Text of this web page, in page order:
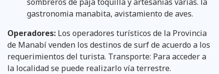
gastronomia manabita, avistamiento de aves.
Operadores: Los operadores turísticos de la Provincia
de Manabí venden los destinos de surf de acuerdo a los
requerimientos del turista. Transporte: Para acceder a
la localidad se puede realizarlo vía terrestre.